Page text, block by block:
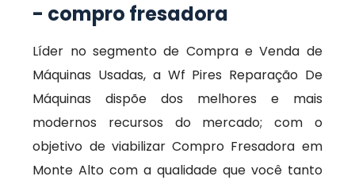
- compro fresadora
Líder no segmento de Compra e Venda de
Máquinas Usadas, a Wf Pires Reparação De
Máquinas dispõe dos melhores e mais
modernos recursos do mercado; com o
objetivo de viabilizar Compro Fresadora em
Monte Alto com a qualidade que você tanto